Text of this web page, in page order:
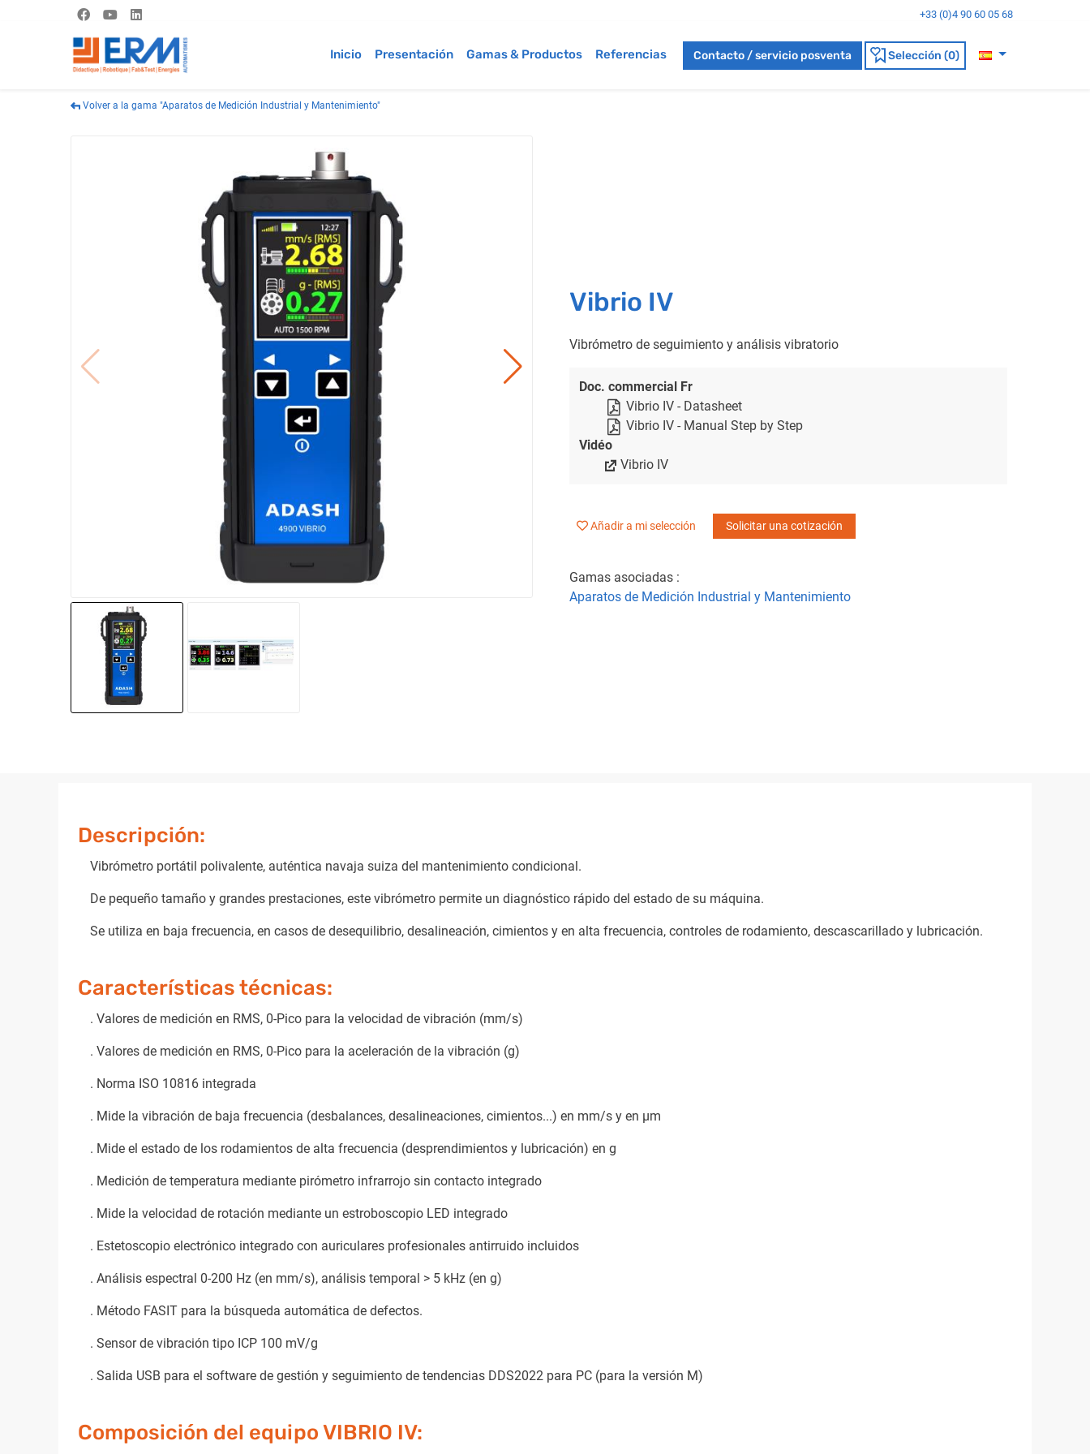
+33 (0)4 90 60 05 68
Inicio Presentación Gamas & Productos Referencias Contacto / servicio posventa Selección (0)
Volver a la gama "Aparatos de Medición Industrial y Mantenimiento"
Vibrio IV
Vibrómetro de seguimiento y análisis vibratorio
Doc. commercial Fr
Vibrio IV - Datasheet
Vibrio IV - Manual Step by Step
Vidéo
Vibrio IV
Añadir a mi selección Solicitar una cotización
Gamas asociadas :
Aparatos de Medición Industrial y Mantenimiento
Descripción:
Vibrómetro portátil polivalente, auténtica navaja suiza del mantenimiento condicional.
De pequeño tamaño y grandes prestaciones, este vibrómetro permite un diagnóstico rápido del estado de su máquina.
Se utiliza en baja frecuencia, en casos de desequilibrio, desalineación, cimientos y en alta frecuencia, controles de rodamiento, descascarillado y lubricación.
Características técnicas:
. Valores de medición en RMS, 0-Pico para la velocidad de vibración (mm/s)
. Valores de medición en RMS, 0-Pico para la aceleración de la vibración (g)
. Norma ISO 10816 integrada
. Mide la vibración de baja frecuencia (desbalances, desalineaciones, cimientos...) en mm/s y en µm
. Mide el estado de los rodamientos de alta frecuencia (desprendimientos y lubricación) en g
. Medición de temperatura mediante pirómetro infrarrojo sin contacto integrado
. Mide la velocidad de rotación mediante un estroboscopio LED integrado
. Estetoscopio electrónico integrado con auriculares profesionales antirruido incluidos
. Análisis espectral 0-200 Hz (en mm/s), análisis temporal > 5 kHz (en g)
. Método FASIT para la búsqueda automática de defectos.
. Sensor de vibración tipo ICP 100 mV/g
. Salida USB para el software de gestión y seguimiento de tendencias DDS2022 para PC (para la versión M)
Composición del equipo VIBRIO IV: